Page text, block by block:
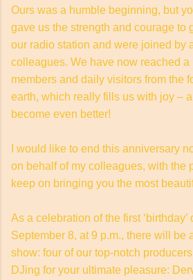
Ours was a humble beginning, but
gave us the strength and courage to
our radio station and were joined by
colleagues. We have now reached
members and daily visitors from the
earth, which really fills us with joy –
become even better!
I would like to end this anniversary
on behalf of my colleagues, with the
keep on bringing you the most
As a celebration of the first
September 8, at 9 p.m., there will be
show: four of our top-notch
DJing for your ultimate pleasure: